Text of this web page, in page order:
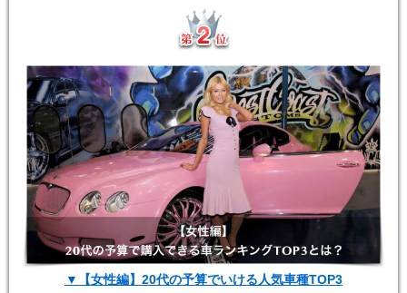
▼【女性編】20代の予算でいける人気車種TOP3